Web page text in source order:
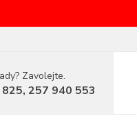
Zavolejte.
257 940 553